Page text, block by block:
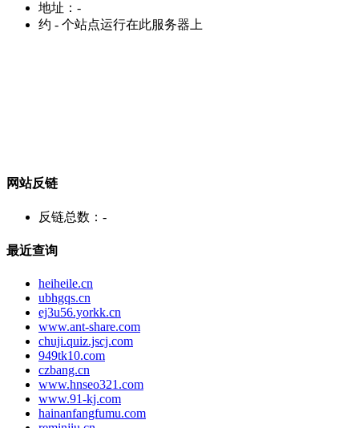
地址： -
约 - 个站点运行在此服务器上
网站反链
反链总数： -
最近查询
heiheile.cn
ubhgqs.cn
ej3u56.yorkk.cn
www.ant-share.com
chuji.quiz.jscj.com
949tk10.com
czbang.cn
www.hnseo321.com
www.91-kj.com
hainanfangfumu.com